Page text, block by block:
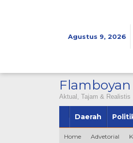
Agustus 9, 2026
Aktual, Tajam & Realistis
Daerah
Home Advetorial